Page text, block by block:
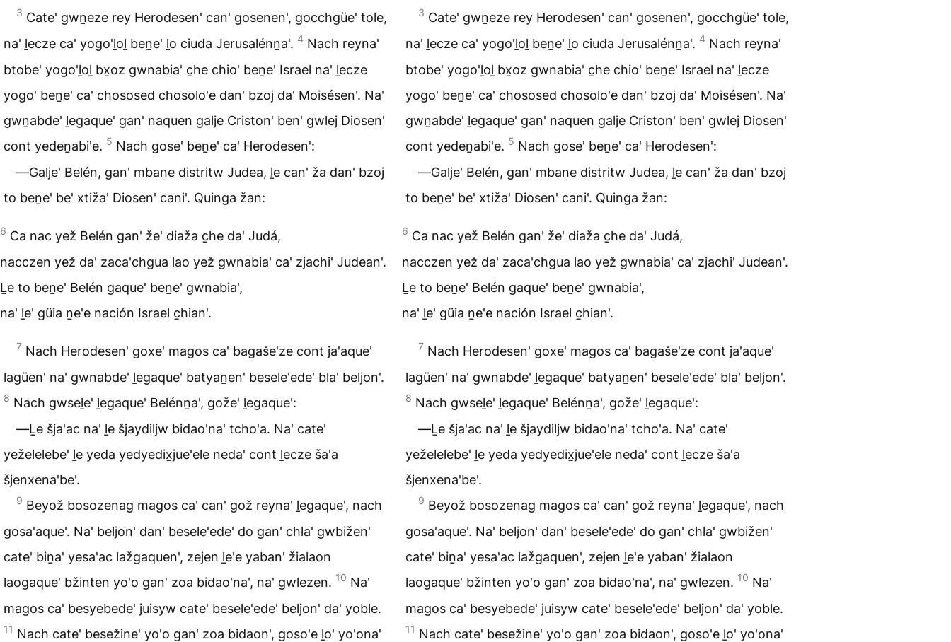
3 Cate' gwṉeze rey Herodesen' can' gosenen', gocchgüe' tole,
na' ḻecze ca' yogo'ḻoḻ beṉe' ḻo ciuda Jerusalénṉa'. 4 Nach reyna'
btobe' yogo'ḻoḻ bx̱oz gwnabia' c̱he chio' beṉe' Israel na' ḻecze
yogo' beṉe' ca' chososed chosolo'e dan' bzoj da' Moisésen'. Na'
gwṉabde' ḻegaque' gan' naquen galje Criston' ben' gwlej Diosen'
cont yedeṉabi'e. 5 Nach gose' beṉe' ca' Herodesen':
―Galje' Belén, gan' mbane distritw Judea, ḻe can' ža dan' bzoj
to beṉe' be' xtiža' Diosen' cani'. Quinga žan:
6 Ca nac yež Belén gan' že' diaža c̱he da' Judá,
nacczen yež da' zaca'chgua lao yež gwnabia' ca' zjachi' Judean'.
Ḻe to beṉe' Belén gaque' beṉe' gwnabia',
na' ḻe' güia ṉe'e nación Israel c̱hian'.
7 Nach Herodesen' goxe' magos ca' bagaše'ze cont ja'aque'
lagüen' na' gwnabde' ḻegaque' batyaṉen' besele'ede' bla' beljon'.
8 Nach gwseḻe' ḻegaque' Belénṉa', gože' ḻegaque':
―Ḻe šja'ac na' ḻe šjaydiljw bidao'na' tcho'a. Na' cate'
yeželelebe' ḻe yeda yedyedix̱jue'ele neda' cont ḻecze ša'a
šjenxena'be'.
9 Beyož bosozenag magos ca' can' gož reyna' ḻegaque', nach
gosa'aque'. Na' beljon' dan' besele'ede' do gan' chla' gwbižen'
cate' biṉa' yesa'ac lažgaquen', zejen ḻe'e yaban' žialaon
laogaque' bžinten yo'o gan' zoa bidao'na', na' gwlezen. 10 Na'
magos ca' besyebede' juisyw cate' besele'ede' beljon' da' yoble.
11 Nach cate' besežine' yo'o gan' zoa bidaon', goso'e ḻo' yo'ona'
3 Cate' gwṉeze rey Herodesen' can' gosenen', gocchgüe' tole,
na' ḻecze ca' yogo'ḻoḻ beṉe' ḻo ciuda Jerusalénṉa'. 4 Nach reyna'
btobe' yogo'ḻoḻ bx̱oz gwnabia' c̱he chio' beṉe' Israel na' ḻecze
yogo' beṉe' ca' chososed chosolo'e dan' bzoj da' Moisésen'. Na'
gwṉabde' ḻegaque' gan' naquen galje Criston' ben' gwlej Diosen'
cont yedeṉabi'e. 5 Nach gose' beṉe' ca' Herodesen':
―Galje' Belén, gan' mbane distritw Judea, ḻe can' ža dan' bzoj
to beṉe' be' xtiža' Diosen' cani'. Quinga žan:
6 Ca nac yež Belén gan' že' diaža c̱he da' Judá,
nacczen yež da' zaca'chgua lao yež gwnabia' ca' zjachi' Judean'.
Ḻe to beṉe' Belén gaque' beṉe' gwnabia',
na' ḻe' güia ṉe'e nación Israel c̱hian'.
7 Nach Herodesen' goxe' magos ca' bagaše'ze cont ja'aque'
lagüen' na' gwnabde' ḻegaque' batyaṉen' besele'ede' bla' beljon'.
8 Nach gwseḻe' ḻegaque' Belénṉa', gože' ḻegaque':
―Ḻe šja'ac na' ḻe šjaydiljw bidao'na' tcho'a. Na' cate'
yeželelebe' ḻe yeda yedyedix̱jue'ele neda' cont ḻecze ša'a
šjenxena'be'.
9 Beyož bosozenag magos ca' can' gož reyna' ḻegaque', nach
gosa'aque'. Na' beljon' dan' besele'ede' do gan' chla' gwbižen'
cate' biṉa' yesa'ac lažgaquen', zejen ḻe'e yaban' žialaon
laogaque' bžinten yo'o gan' zoa bidao'na', na' gwlezen. 10 Na'
magos ca' besyebede' juisyw cate' besele'ede' beljon' da' yoble.
11 Nach cate' besežine' yo'o gan' zoa bidaon', goso'e ḻo' yo'ona'